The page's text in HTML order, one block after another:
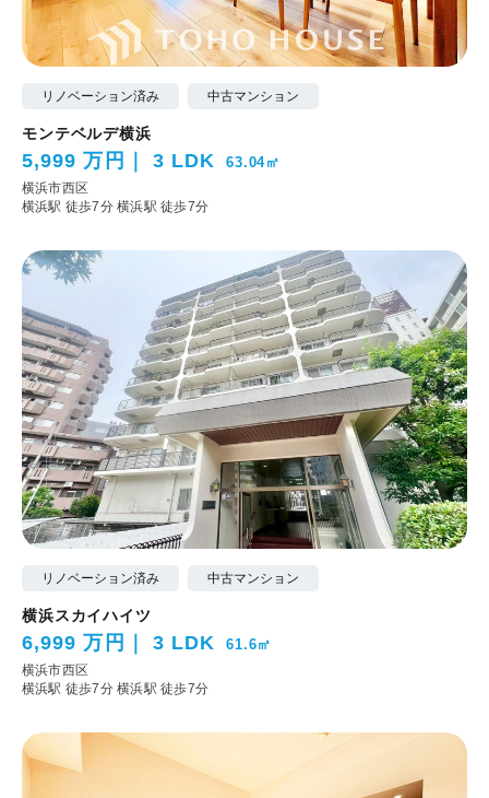
リノベーション済み 中古マンション
モンテベルデ横浜
5,999 万円 3 LDK 63.04㎡
横浜市西区
横浜駅 徒歩7分横浜駅 徒歩7分
リノベーション済み 中古マンション
横浜スカイハイツ
6,999 万円 3 LDK 61.6㎡
横浜市西区
横浜駅 徒歩7分横浜駅 徒歩7分